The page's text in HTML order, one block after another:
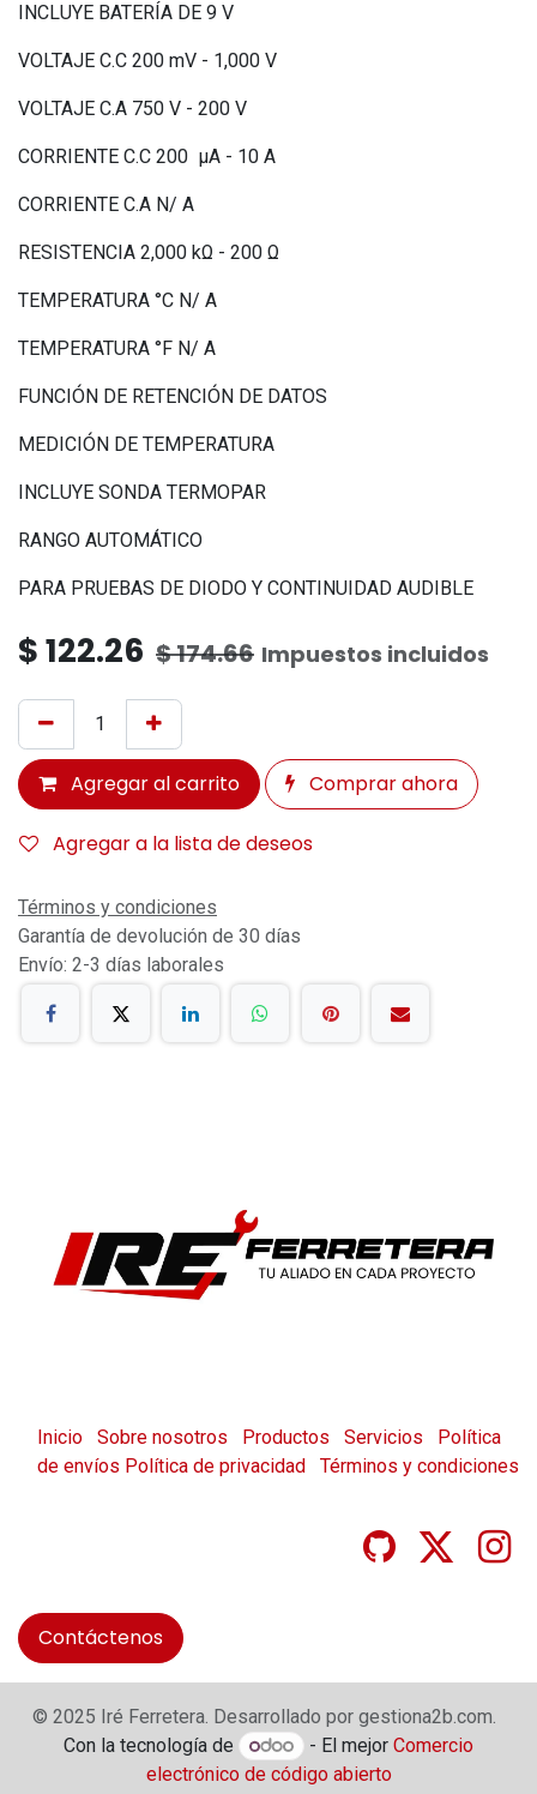
INCLUYE BATERÍA DE 9 V
VOLTAJE C.C 200 mV - 1,000 V
VOLTAJE C.A 750 V - 200 V
CORRIENTE C.C 200 µA - 10 A
CORRIENTE C.A N/ A
RESISTENCIA 2,000 kΩ - 200 Ω
TEMPERATURA °C N/ A
TEMPERATURA °F N/ A
FUNCIÓN DE RETENCIÓN DE DATOS
MEDICIÓN DE TEMPERATURA
INCLUYE SONDA TERMOPAR
RANGO AUTOMÁTICO
PARA PRUEBAS DE DIODO Y CONTINUIDAD AUDIBLE
$122.26 $174.66 Impuestos incluidos
Agregar al carrito Comprar ahora
Agregar a la lista de deseos
Términos y condiciones
Garantía de devolución de 30 días
Envío: 2-3 días laborales
Inicio Sobre nosotros Productos Servicios
Política
de envíos Política de privacidad Términos y condiciones
Contáctenos
© 2025 Iré Ferretera. Desarrollado por gestiona2b.com.
Con la tecnología de
- El mejor Comercio
electrónico de código abierto